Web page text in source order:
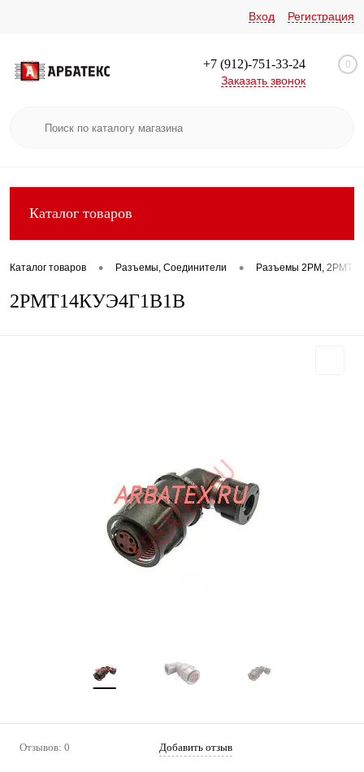
Вход Регистрация
+7 (912)-751-33-24
Заказать звонок
0
Каталог товаров
Каталог товаров • Разъемы, Соединители • Разъемы 2РМ, 2РМТ,
2РМТ14КУЭ4Г1В1В
Отзывов: 0 Добавить отзыв